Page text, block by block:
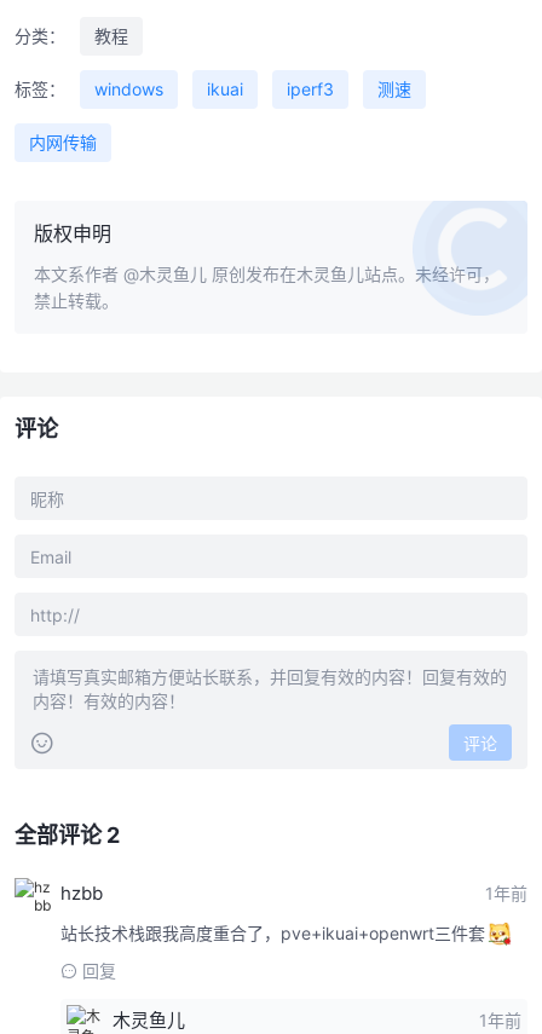
分类： 教程
标签： windows ikuai iperf3 测速
内网传输
版权申明
本文系作者 @木灵鱼儿 原创发布在木灵鱼儿站点。未经许可，
禁止转载。
评论
评论
全部评论 2
hzbb
1年前
站长技术栈跟我高度重合了，pve+ikuai+openwrt三件套
回复
木灵鱼儿
1年前